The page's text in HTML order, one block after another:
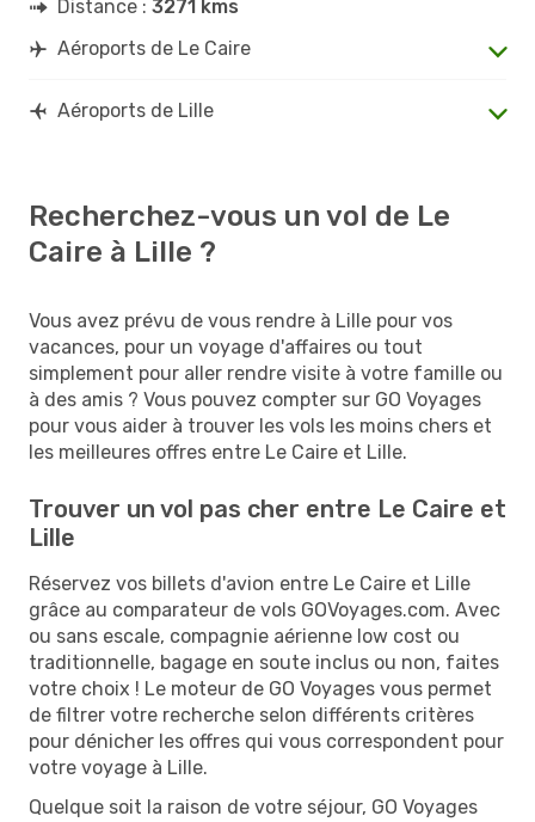
Distance : 3271 kms
Aéroports de Le Caire
Aéroports de Lille
Recherchez-vous un vol de Le
Caire à Lille ?
Vous avez prévu de vous rendre à Lille pour vos
vacances, pour un voyage d'affaires ou tout
simplement pour aller rendre visite à votre famille ou
à des amis ? Vous pouvez compter sur GO Voyages
pour vous aider à trouver les vols les moins chers et
les meilleures offres entre Le Caire et Lille.
Trouver un vol pas cher entre Le Caire et
Lille
Réservez vos billets d'avion entre Le Caire et Lille
grâce au comparateur de vols GOVoyages.com. Avec
ou sans escale, compagnie aérienne low cost ou
traditionnelle, bagage en soute inclus ou non, faites
votre choix ! Le moteur de GO Voyages vous permet
de filtrer votre recherche selon différents critères
pour dénicher les offres qui vous correspondent pour
votre voyage à Lille.
Quelque soit la raison de votre séjour, GO Voyages